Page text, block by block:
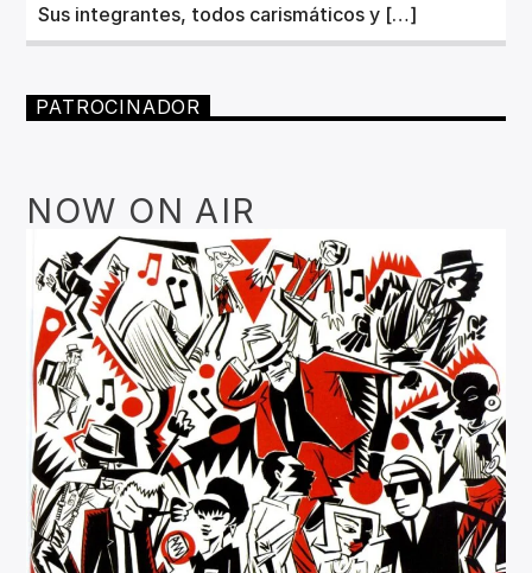
Sus integrantes, todos carismáticos y […]
PATROCINADOR
NOW ON AIR